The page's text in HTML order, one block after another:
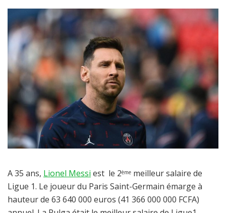
A 35 ans, Lionel Messi est le 2ème meilleur salaire de
Ligue 1. Le joueur du Paris Saint-Germain émarge à
hauteur de 63 640 000 euros (41 366 000 000 FCFA)